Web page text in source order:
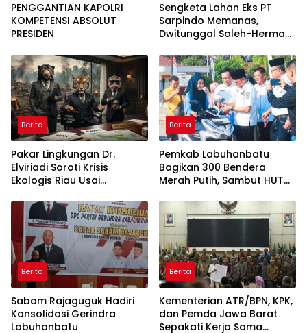
PENGGANTIAN KAPOLRI
KOMPETENSI ABSOLUT
PRESIDEN
Sengketa Lahan Eks PT
Sarpindo Memanas,
Dwitunggal Soleh-Herman
ke Pulau Rupat
Berita
Pakar Lingkungan Dr.
Elviriadi Soroti Krisis
Ekologis Riau Usai
Monyet, Harimau, dan
Beruang Terhadap Warga
Berita
Pemkab Labuhanbatu
Bagikan 300 Bendera
Merah Putih, Sambut HUT
Berita
Sabam Rajaguguk Hadiri
Konsolidasi Gerindra
Labuhanbatu
Berita
Kementerian ATR/BPN, KPK,
dan Pemda Jawa Barat
Sepakati Kerja Sama